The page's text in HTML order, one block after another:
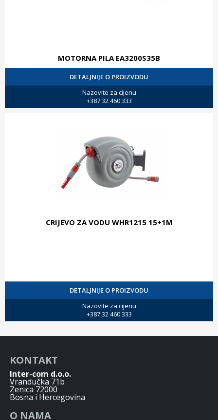
MOTORNA PILA EA3200S35B
DETALJNIJE O PROIZVODU
Nazovite za cijenu
+387 32 460 333
CRIJEVO ZA VODU WHR1215 15+1M
DETALJNIJE O PROIZVODU
Nazovite za cijenu
+387 32 460 333
KONTAKT
Inter-com d.o.o.
Vrandučka 71b
Zenica 72000
Bosna i Hercegovina
O NAMA